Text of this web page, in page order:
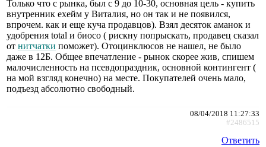
Только что с рынка, был с 9 до 10-30, основная цель - купить
внутренник ехейм у Виталия, но он так и не появился,
впрочем. как и еще куча продавцов). Взял десяток аманок и
удобрения total и биосо ( рискну попрыскать, продавец сказал
от нитчатки поможет). Отоцинклюсов не нашел, не было
даже в 12Б. Общее впечатление - рынок скорее жив, спишем
малочисленность на псевдопраздник, основной контингент (
на мой взгляд конечно) на месте. Покупателей очень мало,
подъезд абсолютно свободный.
08/04/2018 11:27:33
#2486515
Ответить